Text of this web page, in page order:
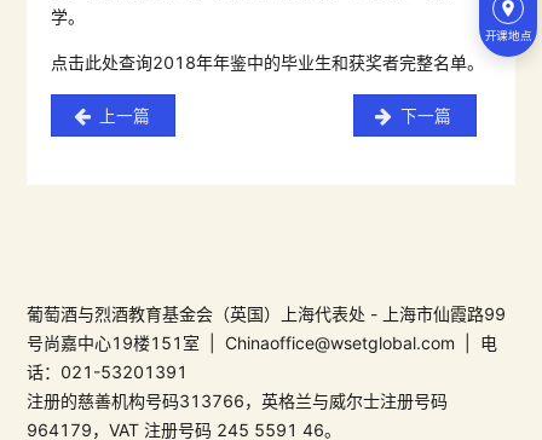
学。
点击此处查询2018年年鉴中的毕业生和获奖者完整名单。
上一篇 下一篇
葡萄酒与烈酒教育基金会（英国）上海代表处 - 上海市仙霞路99
号尚嘉中心19楼151室 | Chinaoffice@wsetglobal.com | 电
话：021-53201391
注册的慈善机构号码313766，英格兰与威尔士注册号码
964179，VAT 注册号码 245 5591 46。
开课地点